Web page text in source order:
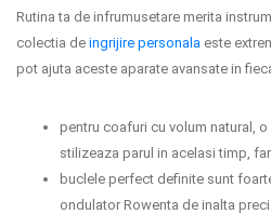
Rutina ta de infrumusetare merita
colectia de ingrijire personala este
pot ajuta aceste aparate avansate in
pentru coafuri cu volum natural,
stilizeaza parul in acelasi timp,
buclele perfect definite sunt
ondulator Rowenta de inalta